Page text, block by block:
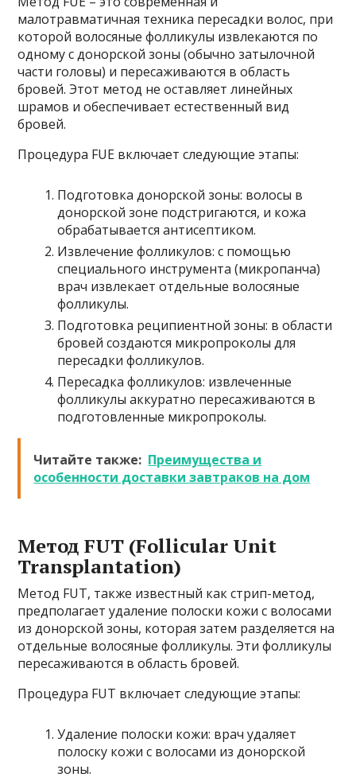
малотравматичная техника пересадки волос, при
которой волосяные фолликулы извлекаются по
одному с донорской зоны (обычно затылочной
части головы) и пересаживаются в область
бровей. Этот метод не оставляет линейных
шрамов и обеспечивает естественный вид
бровей.
Процедура FUE включает следующие этапы:
Подготовка донорской зоны: волосы в
донорской зоне подстригаются, и кожа
обрабатывается антисептиком.
Извлечение фолликулов: с помощью
специального инструмента (микропанча)
врач извлекает отдельные волосяные
фолликулы.
Подготовка реципиентной зоны: в области
бровей создаются микропроколы для
пересадки фолликулов.
Пересадка фолликулов: извлеченные
фолликулы аккуратно пересаживаются в
подготовленные микропроколы.
Читайте также: Преимущества и
особенности доставки завтраков на дом
Метод FUT (Follicular Unit
Transplantation)
Метод FUT, также известный как стрип-метод,
предполагает удаление полоски кожи с волосами
из донорской зоны, которая затем разделяется на
отдельные волосяные фолликулы. Эти фолликулы
пересаживаются в область бровей.
Процедура FUT включает следующие этапы:
Удаление полоски кожи: врач удаляет
полоску кожи с волосами из донорской
зоны.